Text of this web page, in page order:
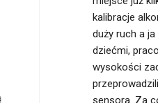
kalibracje
duży ruch a
dziećmi,
wysokości
sensora. Za